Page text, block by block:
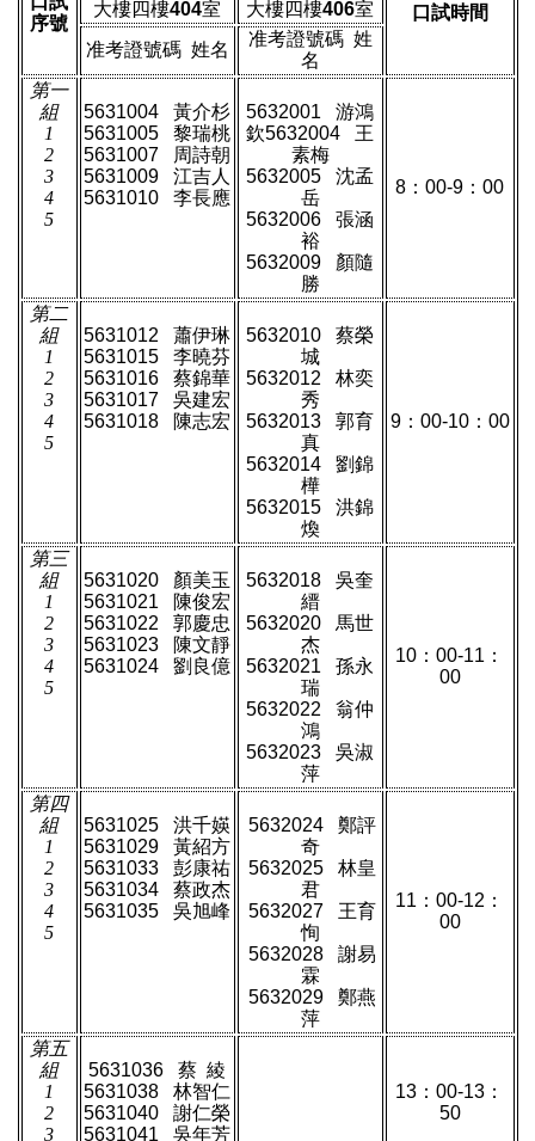
序號
大樓四樓404室
大樓四樓406室
口試時間
准考證號碼 姓名
准考證號碼 姓
名
第一
組
1
2
3
4
5
5631004
黃介杉
5631005
黎瑞桃
5631007
周詩朝
5631009
江吉人
5631010
李長應
5632001
游鴻
欽5632004
王
素梅
5632005
沈孟
岳
5632006
張涵
裕
5632009
顏隨
勝
8 ： 00-9 ： 00
第二
組
1
2
3
4
5
5631012
蕭伊琳
5631015
李曉芬
5631016
蔡錦華
5631017
吳建宏
5631018
陳志宏
5632010
蔡榮
城
5632012
林奕
秀
5632013
郭育
真
5632014
劉錦
樺
5632015
洪錦
煥
9： 00-10： 00
第三
組
1
2
3
4
5
5631020
顏美玉
5631021
陳俊宏
5631022
郭慶忠
5631023
陳文靜
5631024
劉良億
5632018
吳奎
縉
5632020
馬世
杰
5632021
孫永
瑞
5632022
翁仲
鴻
5632023
吳淑
萍
10 ： 00-11 ：
00
第四
組
1
2
3
4
5
5631025
洪千媖
5631029
黃紹方
5631033
彭康祐
5631034
蔡政杰
5631035
吳旭峰
5632024
鄭評
奇
5632025
林皇
君
5632027
王育
恂
5632028
謝易
霖
5632029
鄭燕
萍
11 ： 00-12 ：
00
第五
組
1
2
3
5631036 蔡 綾
5631038
林智仁
5631040
謝仁榮
5631041
吳年芳
13 ： 00-13 ：
50